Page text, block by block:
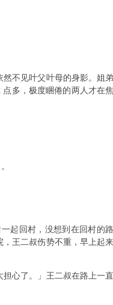
不见叶父叶母的身影。姐弟
多，极度睏倦的两人才在焦
起回村，没想到在回村的路
王二叔伤势不重，早上起来
心了。」王二叔在路上一直